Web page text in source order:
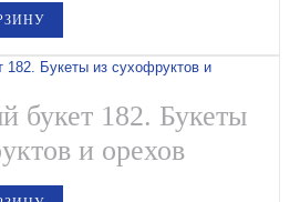
в Белгороде
букет 182. Букеты
и орехов